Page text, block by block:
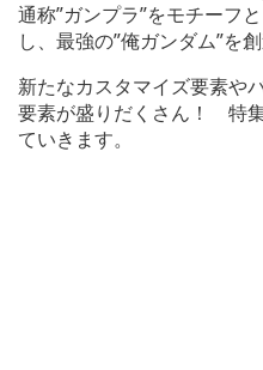
通称”ガンプラ”をモチーフ
し、最強の”俺ガンダム”を
新たなカスタマイズ要素や
要素が盛りだくさん！ 特
ていきます。